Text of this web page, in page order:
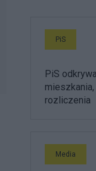
PiS
PiS
rozliczenia
Media